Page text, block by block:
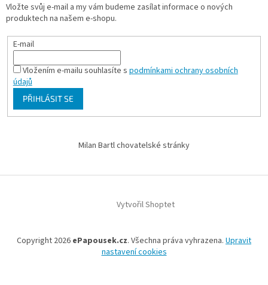
Vložte svůj e-mail a my vám budeme zasílat informace o nových
produktech na našem e-shopu.
E-mail
Vložením e-mailu souhlasíte s podmínkami ochrany osobních
údajů
PŘIHLÁSIT SE
Milan Bartl chovatelské stránky
Vytvořil Shoptet
Copyright 2026 ePapousek.cz. Všechna práva vyhrazena. Upravit
nastavení cookies